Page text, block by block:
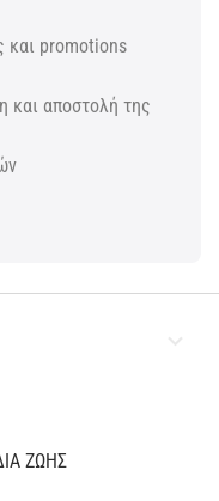
και promotions
και αποστολή της
ΖΩΗΣ